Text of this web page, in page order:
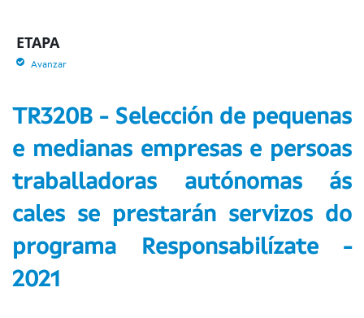
ETAPA
Avanzar
TR320B - Selección de pequenas
e medianas empresas e persoas
traballadoras autónomas ás
cales se prestarán servizos do
programa Responsabilízate -
2021